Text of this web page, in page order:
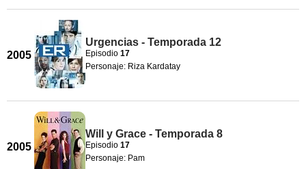
2005
Urgencias - Temporada 12
Episodio 17
Personaje: Riza Kardatay
2005
Will y Grace - Temporada 8
Episodio 17
Personaje: Pam